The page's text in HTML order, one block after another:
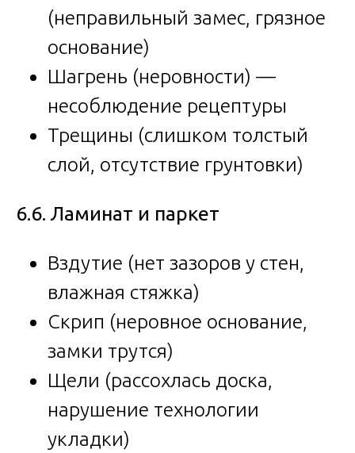
(неправильный замес, грязное
основание)
Шагрень (неровности) —
несоблюдение рецептуры
Трещины (слишком толстый
слой, отсутствие грунтовки)
6.6. Ламинат и паркет
Вздутие (нет зазоров у стен,
влажная стяжка)
Скрип (неровное основание,
замки трутся)
Щели (рассохлась доска,
нарушение технологии
укладки)